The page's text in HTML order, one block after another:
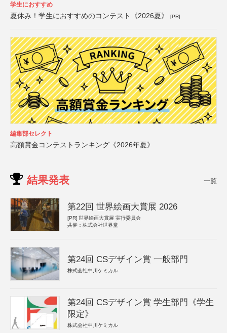
学生におすすめ
夏休み！学生におすすめのコンテスト《2026夏》 [PR]
編集部セレクト
高額賞金コンテストランキング《2026年夏》
結果発表 一覧
第22回 世界絵画大賞展 2026
[PR] 世界絵画大賞展 実行委員会
共催：株式会社世界堂
第24回 CSデザイン賞 一般部門
株式会社中川ケミカル
第24回 CSデザイン賞 学生部門《学生
限定》
株式会社中川ケミカル